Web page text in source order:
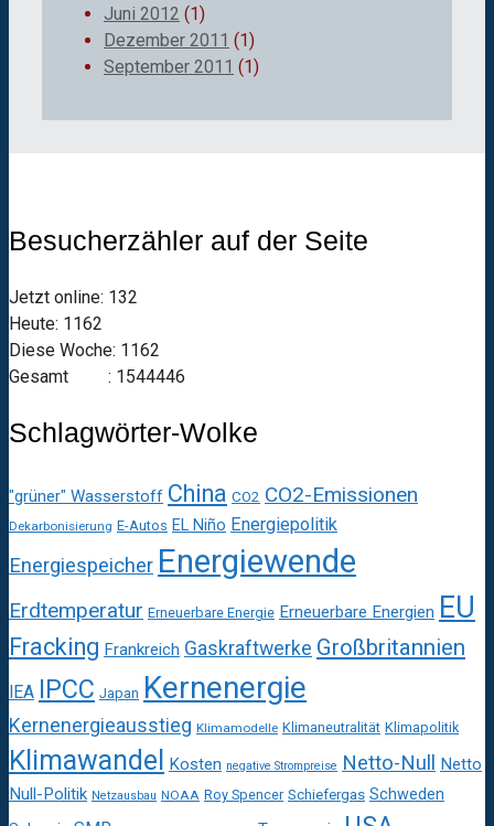
Juni 2012 (1)
Dezember 2011 (1)
September 2011 (1)
Besucherzähler auf der Seite
Jetzt online: 132
Heute: 1162
Diese Woche: 1162
Gesamt : 1544446
Schlagwörter-Wolke
"grüner" Wasserstoff China CO2 CO2-Emissionen
Dekarbonisierung E-Autos EL Niño Energiepolitik
Energiespeicher Energiewende
Erdtemperatur Erneuerbare Energie Erneuerbare Energien EU
Fracking Frankreich Gaskraftwerke Großbritannien
IEA IPCC Japan Kernenergie
Kernenergieausstieg Klimamodelle Klimaneutralität Klimapolitik
Klimawandel Kosten negative Strompreise Netto-Null
Netto
Null-Politik Netzausbau NOAA Roy Spencer Schiefergas Schweden